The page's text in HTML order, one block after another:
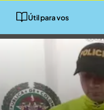
Útil para vos